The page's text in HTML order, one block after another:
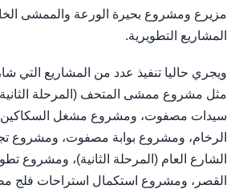
مزيرع ومشروع بحيرة الورعة والممشى
المشاريع التطويرية.
ويجري حاليا تنفيذ عدد من المشاريع التي
مثل مشروع ممشى المتحف (المرحلة
سيدات مصفوت، ومشروع مشغل
الرخام، ومشروع بوابة مصفوت، ومشروع
الشارع العام (المرحلة الثانية)، ومشروع
القصر، ومشروع استكمال استراحات فلج